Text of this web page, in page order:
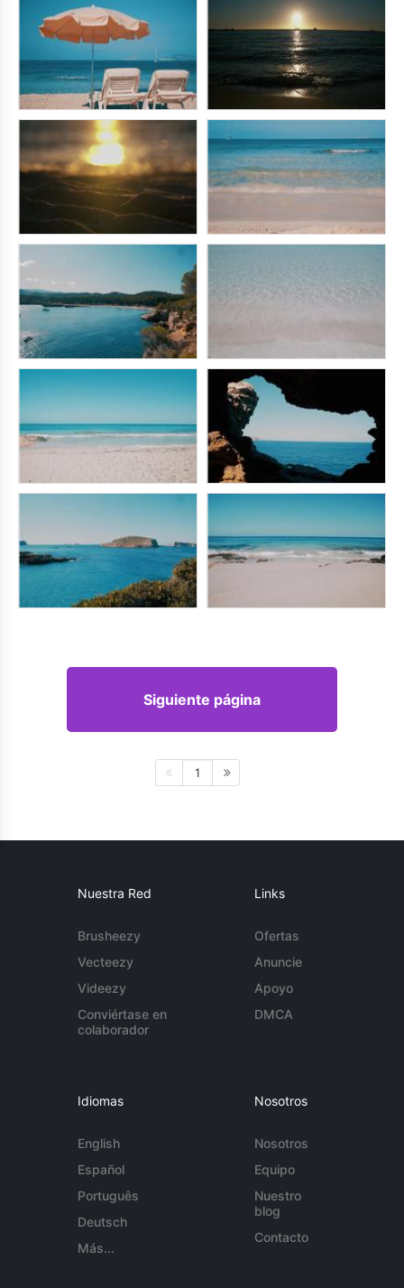
Siguiente página
1
Nuestra Red
Brusheezy
Vecteezy
Videezy
Conviértase en
colaborador
Links
Ofertas
Anuncie
Apoyo
DMCA
Idiomas
English
Español
Português
Deutsch
Más...
Nosotros
Nosotros
Equipo
Nuestro
blog
Contacto